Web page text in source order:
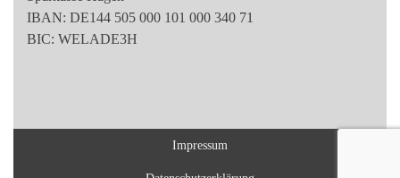
IBAN: DE144 505 000 101 000 340 71
BIC: WELADE3H
Impressum